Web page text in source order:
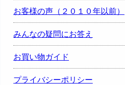
お客様の声（２０１０年以前）
みんなの疑問にお答え
お買い物ガイド
プライバシーポリシー